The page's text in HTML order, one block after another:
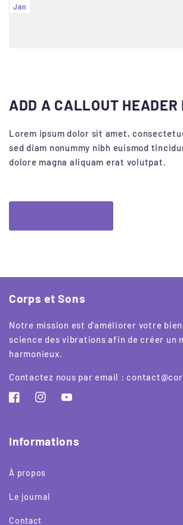
Jan
ADD A CALLOUT HEADER
Lorem ipsum dolor sit amet,
sed diam nonummy nibh euismod
dolore magna aliquam erat volutpat.
Corps et Sons
Notre mission est d'améliorer votre
science des vibrations afin de créer un
harmonieux.
Contactez nous par email :
FacebookInstagramYouTube
Informations
À propos
Le journal
Contact